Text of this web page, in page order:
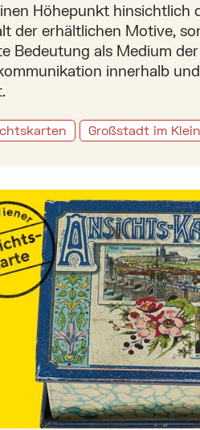
Höhepunkt hinsichtlich
der erhältlichen Motive,
Bedeutung als Medium der
innerhalb
Großstadt im
ausblenden
Geschichte des privaten